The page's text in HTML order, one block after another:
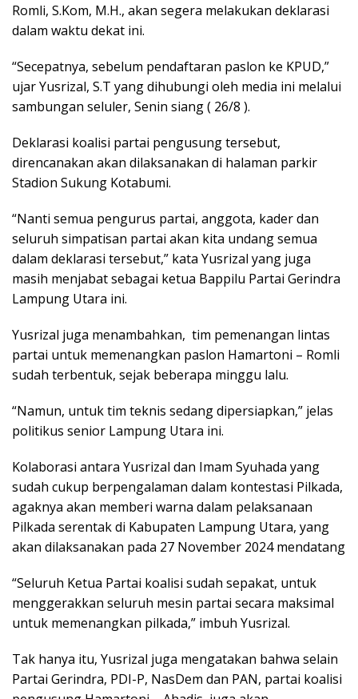
Romli, S.Kom, M.H., akan segera melakukan deklarasi
dalam waktu dekat ini.
“Secepatnya, sebelum pendaftaran paslon ke KPUD,”
ujar Yusrizal, S.T yang dihubungi oleh media ini melalui
sambungan seluler, Senin siang ( 26/8 ).
Deklarasi koalisi partai pengusung tersebut,
direncanakan akan dilaksanakan di halaman parkir
Stadion Sukung Kotabumi.
“Nanti semua pengurus partai, anggota, kader dan
seluruh simpatisan partai akan kita undang semua
dalam deklarasi tersebut,” kata Yusrizal yang juga
masih menjabat sebagai ketua Bappilu Partai Gerindra
Lampung Utara ini.
Yusrizal juga menambahkan, tim pemenangan lintas
partai untuk memenangkan paslon Hamartoni – Romli
sudah terbentuk, sejak beberapa minggu lalu.
“Namun, untuk tim teknis sedang dipersiapkan,” jelas
politikus senior Lampung Utara ini.
Kolaborasi antara Yusrizal dan Imam Syuhada yang
sudah cukup berpengalaman dalam kontestasi Pilkada,
agaknya akan memberi warna dalam pelaksanaan
Pilkada serentak di Kabupaten Lampung Utara, yang
akan dilaksanakan pada 27 November 2024 mendatang
“Seluruh Ketua Partai koalisi sudah sepakat, untuk
menggerakkan seluruh mesin partai secara maksimal
untuk memenangkan pilkada,” imbuh Yusrizal.
Tak hanya itu, Yusrizal juga mengatakan bahwa selain
Partai Gerindra, PDI-P, NasDem dan PAN, partai koalisi